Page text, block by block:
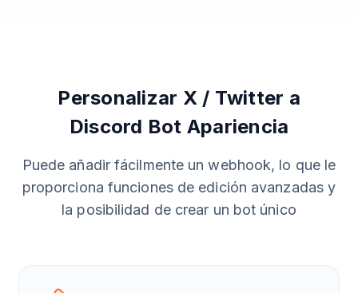
Personalizar X / Twitter a
Discord Bot Apariencia
Puede añadir fácilmente un webhook, lo que le
proporciona funciones de edición avanzadas y
la posibilidad de crear un bot único